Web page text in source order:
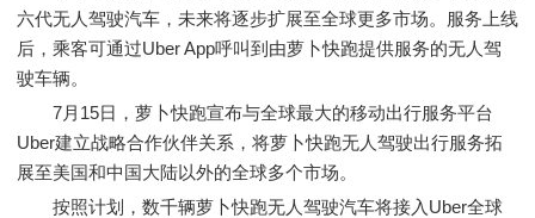
六代无人驾驶汽车，未来将逐步扩展至全球更多市场。服务上线
后，乘客可通过Uber App呼叫到由萝卜快跑提供服务的无人驾
驶车辆。
7月15日，萝卜快跑宣布与全球最大的移动出行服务平台
Uber建立战略合作伙伴关系，将萝卜快跑无人驾驶出行服务拓
展至美国和中国大陆以外的全球多个市场。
按照计划，数千辆萝卜快跑无人驾驶汽车将接入Uber全球